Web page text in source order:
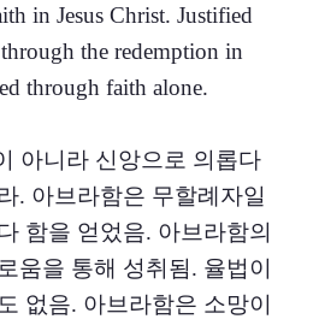
in Jesus Christ. Justified
the redemption in
through faith alone.
아니라 신앙으로 의롭다
. 아브라함은 무할례자일
함을 얻었음. 아브라함의
움을 통해 성취됨. 율법이
없음. 아브라함은 소망이